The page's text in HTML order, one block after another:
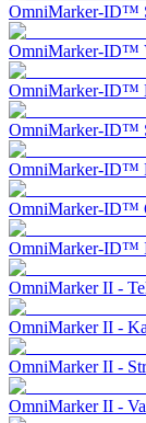
OmniMarker-ID™
OmniMarker-ID™
OmniMarker-ID™
OmniMarker-ID™
OmniMarker-ID™
OmniMarker-ID™
OmniMarker-ID™
OmniMarker II -
OmniMarker II -
OmniMarker II -
OmniMarker II -